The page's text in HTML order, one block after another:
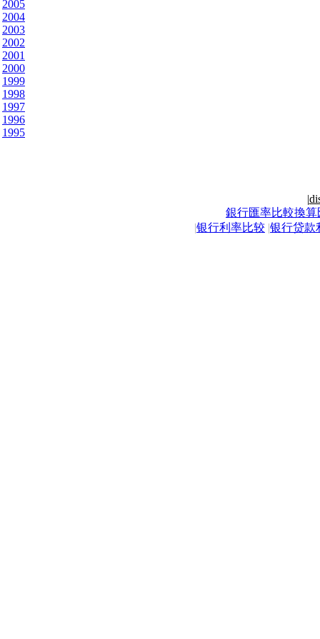
2005
2004
2003
2002
2001
2000
1999
1998
1997
1996
1995
|
銀行匯率比較換算
|银行利率比较 |银行贷款